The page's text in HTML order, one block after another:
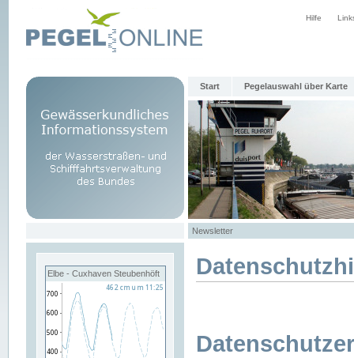
Hilfe
Start Pegelauswahl über Karte
Newsletter
Elbe - Cuxhaven Steubenhöft